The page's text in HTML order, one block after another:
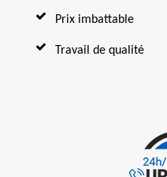
Prix imbattable
Travail de qualité